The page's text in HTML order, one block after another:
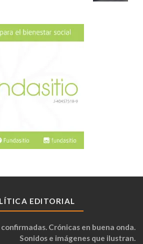
EDITORIAL
Crónicas en buena onda.
Sonidos e imágenes que ilustran.